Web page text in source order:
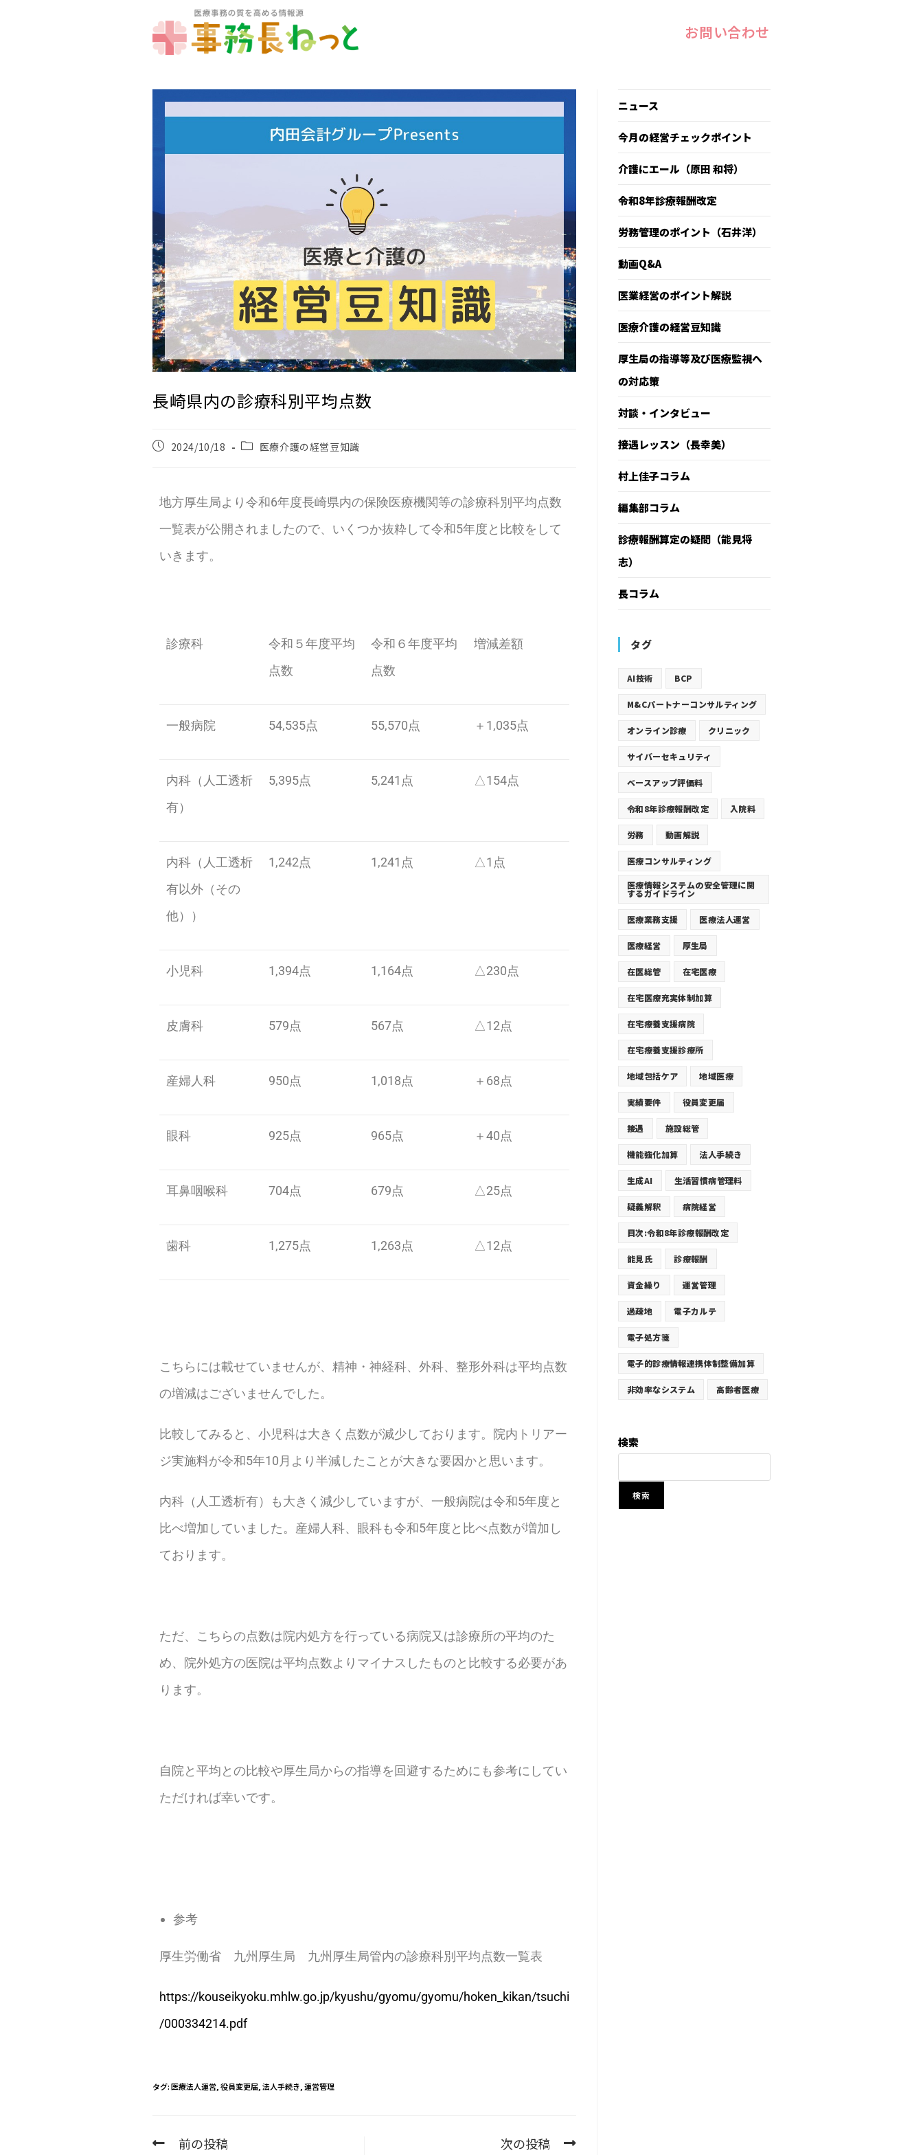
お問い合わせ
長崎県内の診療科別平均点数
2024/10/18 医療介護の経営豆知識
地方厚生局より令和6年度長崎県内の保険医療機関等の診療科別平均点数
一覧表が公開されましたので、いくつか抜粋して令和5年度と比較をして
いきます。
診療科
令和５年度平均
点数
令和６年度平均
点数
増減差額
一般病院 54,535点 55,570点 ＋1,035点
内科（人工透析
有）
5,395点 5,241点 △154点
内科（人工透析
有以外（その
他））
1,242点 1,241点 △1点
小児科 1,394点 1,164点 △230点
皮膚科 579点 567点 △12点
産婦人科 950点 1,018点 ＋68点
眼科 925点 965点 ＋40点
耳鼻咽喉科 704点 679点 △25点
歯科 1,275点 1,263点 △12点
こちらには載せていませんが、精神・神経科、外科、整形外科は平均点数
の増減はございませんでした。
比較してみると、小児科は大きく点数が減少しております。院内トリアー
ジ実施料が令和5年10月より半減したことが大きな要因かと思います。
内科（人工透析有）も大きく減少していますが、一般病院は令和5年度と
比べ増加していました。産婦人科、眼科も令和5年度と比べ点数が増加し
ております。
ただ、こちらの点数は院内処方を行っている病院又は診療所の平均のた
め、院外処方の医院は平均点数よりマイナスしたものと比較する必要があ
ります。
自院と平均との比較や厚生局からの指導を回避するためにも参考にしてい
ただければ幸いです。
参考
厚生労働省 九州厚生局 九州厚生局管内の診療科別平均点数一覧表
https://kouseikyoku.mhlw.go.jp/kyushu/gyomu/gyomu/hoken_kikan/tsuchi
/000334214.pdf
タグ:医療法人運営 役員変更届 法人手続き 運営管理
前の投稿 次の投稿
ニュース
今月の経営チェックポイント
介護にエール（原田 和将）
令和8年診療報酬改定
労務管理のポイント（石井洋）
動画Q&A
医業経営のポイント解説
医療介護の経営豆知識
厚生局の指導等及び医療監視へ
の対応策
対談・インタビュー
接遇レッスン（長幸美）
村上佳子コラム
編集部コラム
診療報酬算定の疑問（能見将
志）
長コラム
タグ
AI技術 BCP
M&Cパートナーコンサルティング
オンライン診療 クリニック
サイバーセキュリティ
ベースアップ評価料
令和8年診療報酬改定 入院料
労務 動画解説
医療コンサルティング
医療情報システムの安全管理に関
するガイドライン
医療業務支援 医療法人運営
医療経営 厚生局
在医総管 在宅医療
在宅医療充実体制加算
在宅療養支援病院
在宅療養支援診療所
地域包括ケア 地域医療
実績要件 役員変更届
接遇 施設総管
機能強化加算 法人手続き
生成AI 生活習慣病管理料
疑義解釈 病院経営
目次:令和8年診療報酬改定
能見氏 診療報酬
資金繰り 運営管理
過疎地 電子カルテ
電子処方箋
電子的診療情報連携体制整備加算
非効率なシステム 高齢者医療
検索
検索